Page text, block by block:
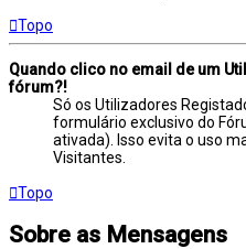
Topo
Quando clico no email de um
fórum?!
Só os Utilizadores
formulário exclusivo do
ativada). Isso evita o uso
Visitantes.
Topo
Sobre as Mensagens